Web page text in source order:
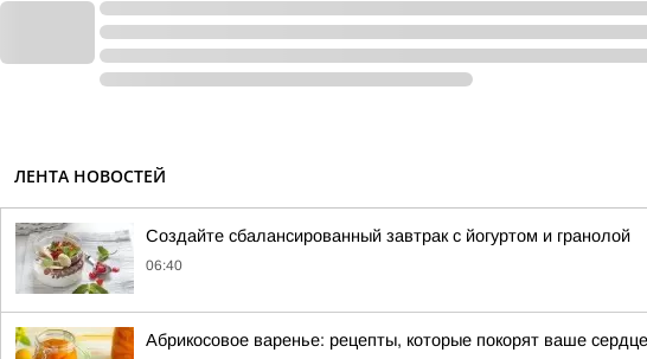
ЛЕНТА НОВОСТЕЙ
Создайте сбалансированный завтрак с йогуртом и гранолой
06:40
Абрикосовое варенье: рецепты, которые покорят ваше сердце